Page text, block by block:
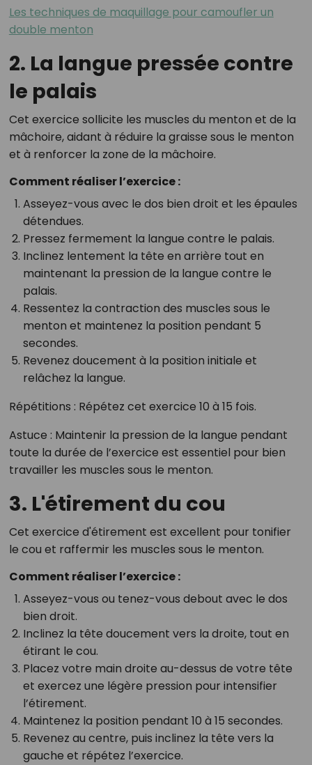
Les techniques de maquillage pour camoufler un
double menton
2. La langue pressée contre
le palais
Cet exercice sollicite les muscles du menton et de la
mâchoire, aidant à réduire la graisse sous le menton
et à renforcer la zone de la mâchoire.
Comment réaliser l’exercice :
Asseyez-vous avec le dos bien droit et les épaules
détendues.
Pressez fermement la langue contre le palais.
Inclinez lentement la tête en arrière tout en
maintenant la pression de la langue contre le
palais.
Ressentez la contraction des muscles sous le
menton et maintenez la position pendant 5
secondes.
Revenez doucement à la position initiale et
relâchez la langue.
Répétitions : Répétez cet exercice 10 à 15 fois.
Astuce : Maintenir la pression de la langue pendant
toute la durée de l’exercice est essentiel pour bien
travailler les muscles sous le menton.
3. L'étirement du cou
Cet exercice d'étirement est excellent pour tonifier
le cou et raffermir les muscles sous le menton.
Comment réaliser l’exercice :
Asseyez-vous ou tenez-vous debout avec le dos
bien droit.
Inclinez la tête doucement vers la droite, tout en
étirant le cou.
Placez votre main droite au-dessus de votre tête
et exercez une légère pression pour intensifier
l’étirement.
Maintenez la position pendant 10 à 15 secondes.
Revenez au centre, puis inclinez la tête vers la
gauche et répétez l’exercice.